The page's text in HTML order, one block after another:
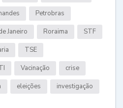
Petrobras
Janeiro Roraima STF
TSE
Vacinação crise
eleições investigação